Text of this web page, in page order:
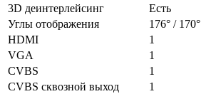
3D деинтерлейсинг
Есть
Углы отображения
176° / 170°
HDMI
1
VGA
1
CVBS
1
CVBS сквозной выход
1